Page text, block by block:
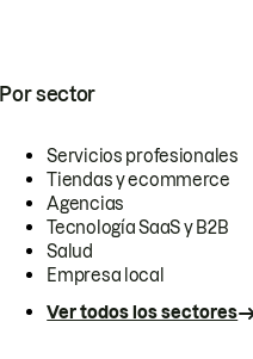
Por sector
Servicios profesionales
Tiendas y ecommerce
Agencias
Tecnología SaaS y B2B
Salud
Empresa local
Ver todos los sectores